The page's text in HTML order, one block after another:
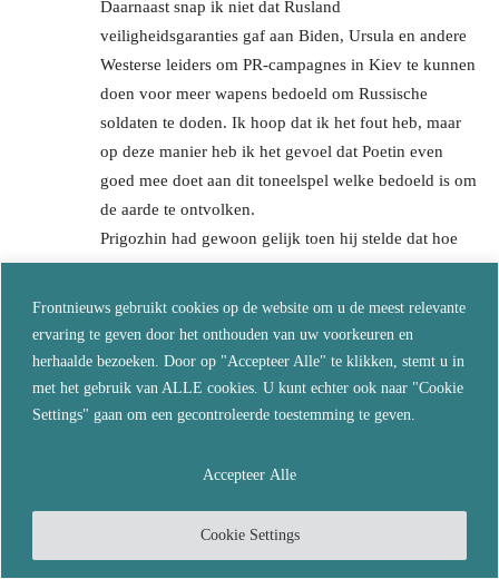
Frontnieuws gebruikt cookies op de website om u de meest relevante
ervaring te geven door het onthouden van uw voorkeuren en
herhaalde bezoeken. Door op "Accepteer Alle" te klikken, stemt u in
met het gebruik van ALLE cookies. U kunt echter ook naar "Cookie
Settings" gaan om een gecontroleerde toestemming te geven.
Cookie Settings
Accepteer Alle
Daarnaast snap ik niet dat Rusland
veiligheidsgaranties gaf aan Biden, Ursula en andere
Westerse leiders om PR-campagnes in Kiev te kunnen
doen voor meer wapens bedoeld om Russische
soldaten te doden. Ik hoop dat ik het fout heb, maar
op deze manier heb ik het gevoel dat Poetin even
goed mee doet aan dit toneelspel welke bedoeld is om
de aarde te ontvolken.
Prigozhin had gewoon gelijk toen hij stelde dat hoe
langer dit conflict duurt en de Russen zich
door het Westen afgeschilderd kunnen worden, en
hoe groter de kans wordt dat de NAVO erin stapt en
we echt met een bloedige WO3 te maken gaan
krijgen.